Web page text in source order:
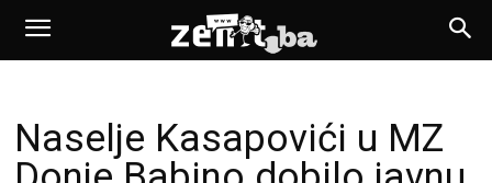
Naselje Kasapovići u MZ